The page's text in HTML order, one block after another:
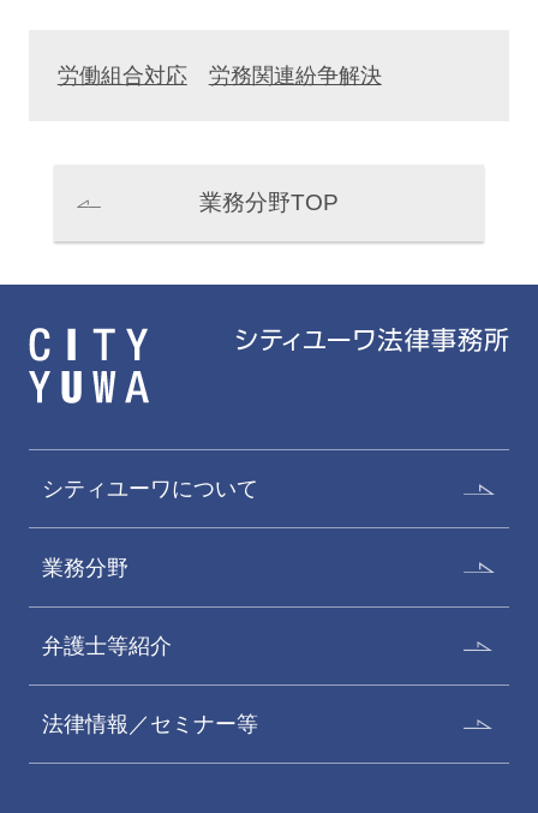
シティユーワ法律事務所では、有期労働契約や労
約終了に関するアドバイス、労働者派遣法に関連
する問題について適切な助言を提供します。
労働災害に関する助言
近年においては、工場等における事故による労働
患、職場における強い心理的負荷等に起因した精
くありません。シティユーワ法律事務所では、法
て、労災案件に関し実践的な助言を提供します。
衛生法に基づく刑事事件等についても迅速かつ適
パートナー
パートナー
Kiyoshi Asada
パートナー
パートナー
労働組合対応 労務関連紛争解決
業務分野TOP
シティユーワについて
業務分野
弁護士等紹介
法律情報／セミナー等